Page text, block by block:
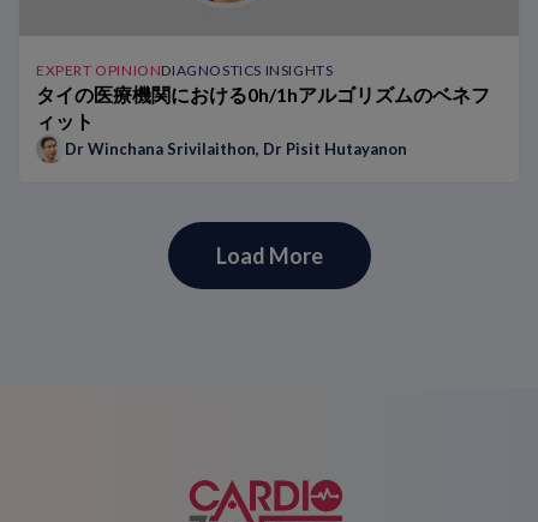
EXPERT OPINIONDIAGNOSTICS INSIGHTS
タイの医療機関における0h/1hアルゴリズムのベネフ
ィット
Dr Winchana Srivilaithon, Dr Pisit Hutayanon
Load More